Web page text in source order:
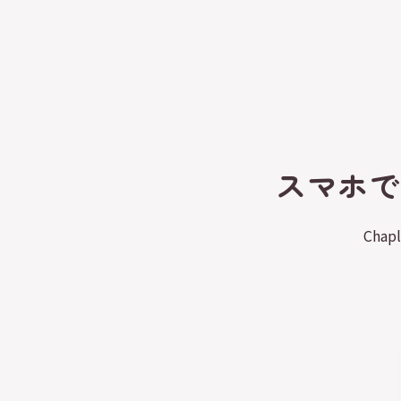
スマホ